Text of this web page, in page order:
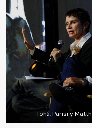
Tohá, Parisi y